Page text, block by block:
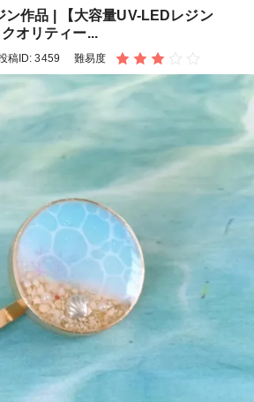
作品 | 【大容量UV-LEDレジン
オリティー...
稿ID:3459 難易度